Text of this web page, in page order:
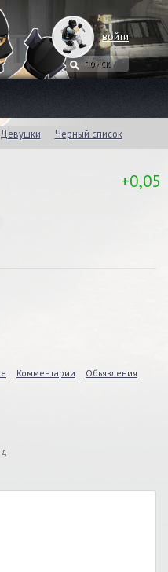
войти
Девушки Черный список
+0,05
Комментарии Объявления